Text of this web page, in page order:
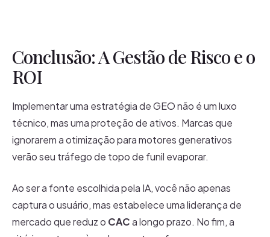
Conclusão: A Gestão de Risco e o
ROI
Implementar uma estratégia de GEO não é um luxo
técnico, mas uma proteção de ativos. Marcas que
ignorarem a otimização para motores generativos
verão seu tráfego de topo de funil evaporar.
Ao ser a fonte escolhida pela IA, você não apenas
captura o usuário, mas estabelece uma liderança de
mercado que reduz o CACa longo prazo. No fim, a